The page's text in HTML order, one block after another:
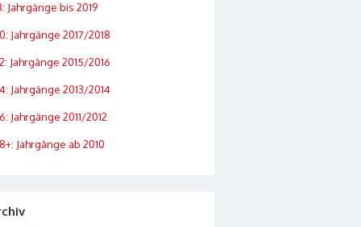
Jahrgänge bis 2019
Jahrgänge 2017/2018
Jahrgänge 2015/2016
Jahrgänge 2013/2014
Jahrgänge 2011/2012
Jahrgänge ab 2010